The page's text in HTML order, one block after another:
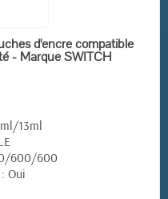
d'encre compatible
- Marque SWITCH
13ml
600/600
Oui